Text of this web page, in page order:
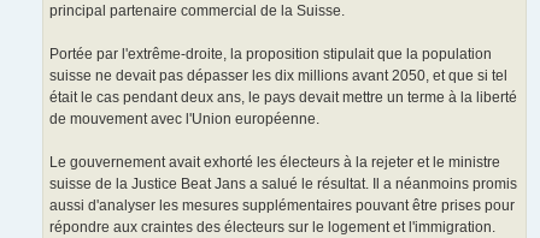
principal partenaire commercial de la Suisse.
Portée par l'extrême-droite, la proposition stipulait que la population
suisse ne devait pas dépasser les dix millions avant 2050, et que si tel
était le cas pendant deux ans, le pays devait mettre un terme à la liberté
de mouvement avec l'Union européenne.
Le gouvernement avait exhorté les électeurs à la rejeter et le ministre
suisse de la Justice Beat Jans a salué le résultat. Il a néanmoins promis
aussi d'analyser les mesures supplémentaires pouvant être prises pour
répondre aux craintes des électeurs sur le logement et l'immigration.